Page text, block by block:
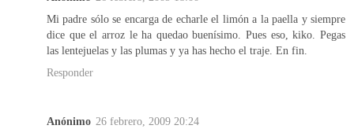
Mi padre sólo se encarga de echarle el limón a la paella y siempre
dice que el arroz le ha quedao buenísimo. Pues eso, kiko. Pegas
las lentejuelas y las plumas y ya has hecho el traje. En fin.
Responder
Anónimo 26 febrero, 2009 20:24